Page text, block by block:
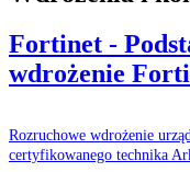
Fortinet -
wdrożenie
Rozruchowe wdrożenie
certyfikowanego technika